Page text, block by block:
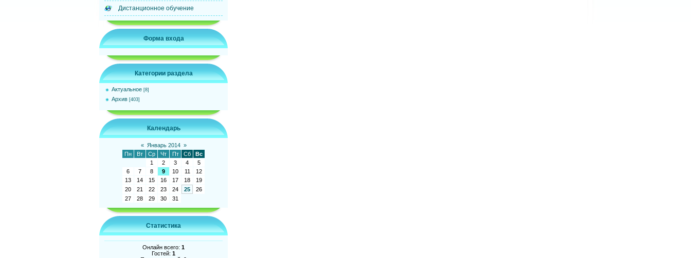
Дистанционное обучение
Форма входа
Категории раздела
Актуальное [8]
Архив [403]
Календарь
« Январь 2014 »
Пн
Вт Ср Чт Пт Сб
Вс
1
2 3 4
5
6
7 8 9 10 11
12
13
14 15 16 17 18
19
20
21 22 23 24 25
26
27
28 29 30 31
Статистика
Онлайн всего: 1
Гостей: 1